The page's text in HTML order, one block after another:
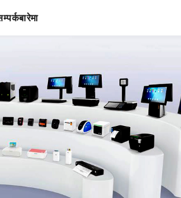
बारेमा